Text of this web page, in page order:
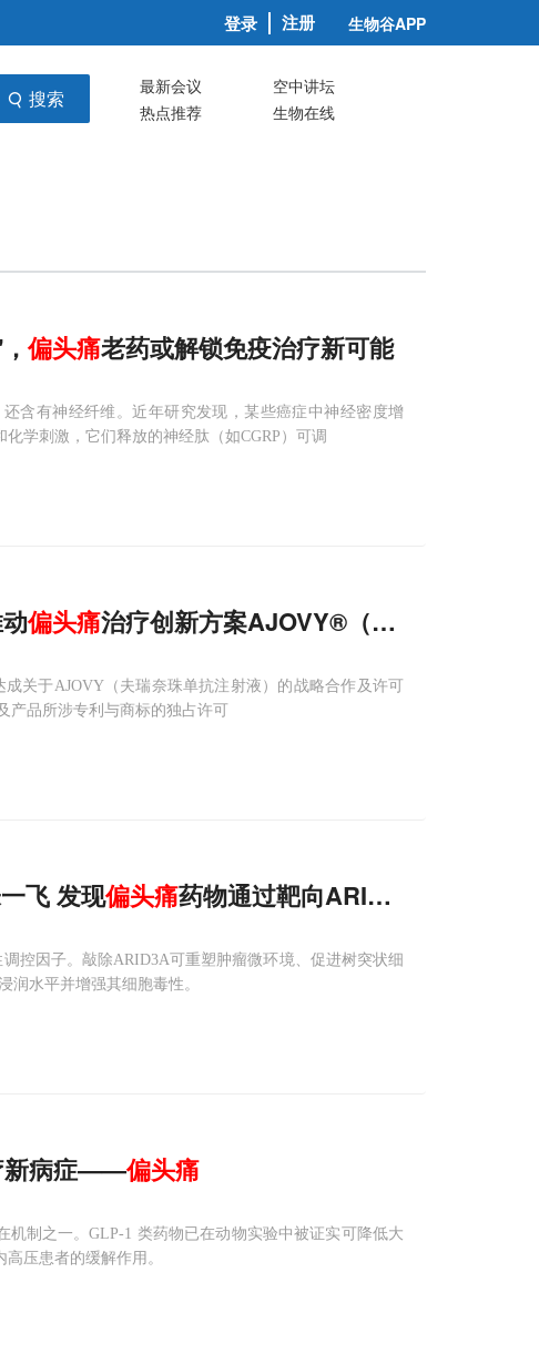
登录 注册 生物谷APP
搜索 最新会议
空中讲坛
热点推荐
生物在线
偏头痛老药或解锁免疫治疗新可能
含有神经纤维。近年研究发现，某些癌症中神经密度增
学刺激，它们释放的神经肽（如CGRP）可调
偏头痛治疗创新方案AJOVY®（夫瑞奈珠单抗
关于AJOVY（夫瑞奈珠单抗注射液）的战略合作及许可
产品所涉专利与商标的独占许可
Adv Sci：老药新用：复旦大学张剑/朱一飞 发现偏头痛药物通过靶向ARID3A重启干扰
控因子。敲除ARID3A可重塑肿瘤微环境、促进树突状细
润水平并增强其细胞毒性。
新病症——偏头痛
机制之一。GLP-1 类药物已在动物实验中被证实可降低大
压患者的缓解作用。